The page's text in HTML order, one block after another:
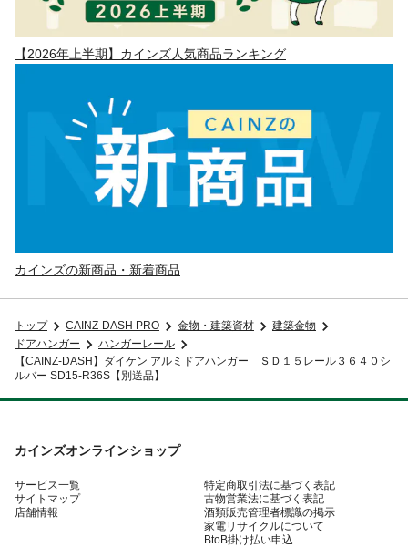
【2026年上半期】カインズ人気商品ランキング
カインズの新商品・新着商品
トップ CAINZ-DASH PRO 金物・建築資材
建築金物
ドアハンガー
ハンガーレール
【CAINZ-DASH】ダイケン アルミドアハンガー ＳＤ１５レール３６４０シ
ルバー SD15-R36S【別送品】
カインズオンラインショップ
サービス一覧
サイトマップ
店舗情報
特定商取引法に基づく表記
古物営業法に基づく表記
酒類販売管理者標識の掲示
家電リサイクルについて
BtoB掛け払い申込